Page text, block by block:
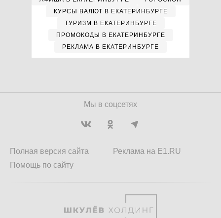
КУРСЫ ВАЛЮТ В ЕКАТЕРИНБУРГЕ
ТУРИЗМ В ЕКАТЕРИНБУРГЕ
ПРОМОКОДЫ В ЕКАТЕРИНБУРГЕ
РЕКЛАМА В ЕКАТЕРИНБУРГЕ
Мы в соцсетях
Полная версия сайта
Помощь по сайту
Реклама на E1.RU